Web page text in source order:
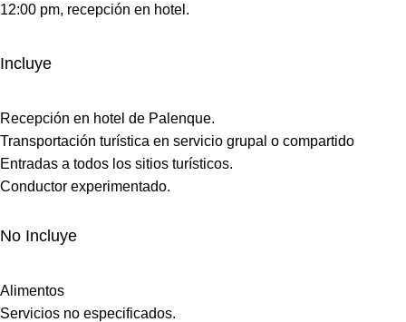
12:00 pm, recepción en hotel.
Incluye
Recepción en hotel de Palenque.
Transportación turística en servicio grupal o compartido
Entradas a todos los sitios turísticos.
Conductor experimentado.
No Incluye
Alimentos
Servicios no especificados.